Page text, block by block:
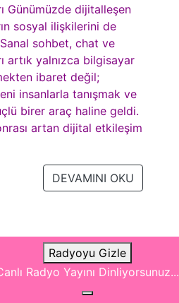
Günümüzde dijitalleşen
sosyal ilişkilerini de
sohbet, chat ve
artık yalnızca bilgisayar
ibaret değil;
insanlarla tanışmak ve
birer araç haline geldi.
artan dijital etkileşim
DEVAMINI OKU
- HizliShell.Com
Radyoyu Gizle
Radyo Yayını Dinliyorsunuz...